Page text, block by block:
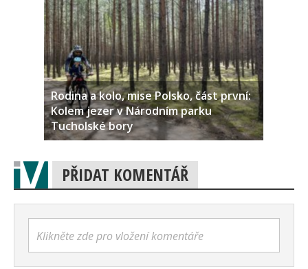
Rodina a kolo, mise Polsko, část první:
Kolem jezer v Národním parku
Tucholské bory
PŘIDAT KOMENTÁŘ
Klikněte zde pro vložení komentáře